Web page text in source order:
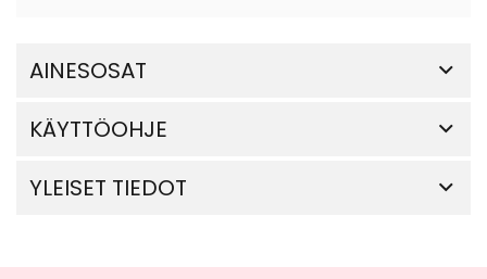
AINESOSAT
KÄYTTÖOHJE
YLEISET TIEDOT